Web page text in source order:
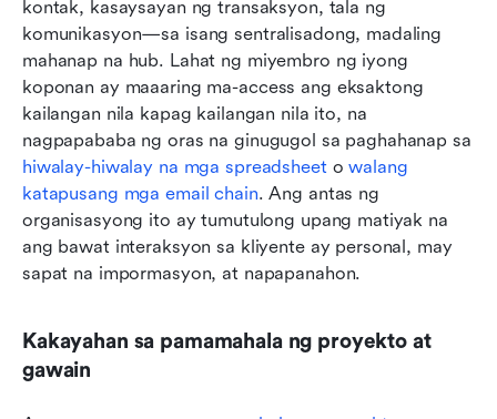
kontak, kasaysayan ng transaksyon, tala ng
komunikasyon—sa isang sentralisadong, madaling
mahanap na hub. Lahat ng miyembro ng iyong
koponan ay maaaring ma-access ang eksaktong
kailangan nila kapag kailangan nila ito, na
hiwalay-hiwalay na mga spreadsheet o walang
katapusang mga email chain. Ang antas ng
organisasyong ito ay tumutulong upang matiyak na
ang bawat interaksyon sa kliyente ay personal, may
sapat na impormasyon, at napapanahon.
Kakayahan sa pamamahala ng proyekto at
gawain